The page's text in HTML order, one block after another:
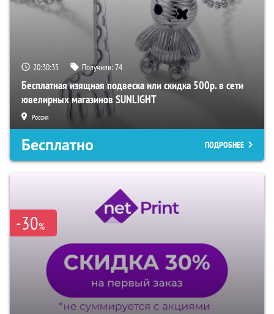
20:30:34 Получили:74
Бесплатная изящная подвеска или скидка 500р. в сети
ювелирных магазинов SUNLIGHT
Россия
Бесплатно ПОДРОБНЕЕ
-30%